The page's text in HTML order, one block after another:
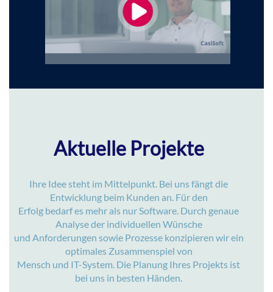
Aktuelle Projekte
Ihre Idee steht im Mittelpunkt. Bei uns fängt die
Entwicklung beim Kunden an. Für den
Erfolg bedarf es mehr als nur Software. Durch genaue
Analyse der individuellen Wünsche
und Anforderungen sowie Prozesse konzipieren wir ein
optimales Zusammenspiel von
Mensch und IT-System. Die Planung Ihres Projekts ist
bei uns in besten Händen.